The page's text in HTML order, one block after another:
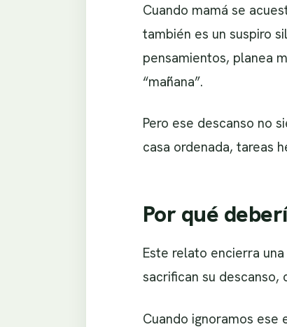
Cuando mamá se
también es un suspiro
pensamientos, planea
“mañana”.
Pero ese descanso no
casa ordenada, tareas
Por qué
Este relato encierra
sacrifican su descanso,
Cuando ignoramos